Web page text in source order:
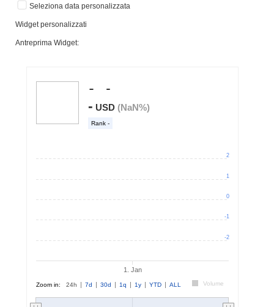
Seleziona data personalizzata
Widget personalizzati
Antreprima Widget: